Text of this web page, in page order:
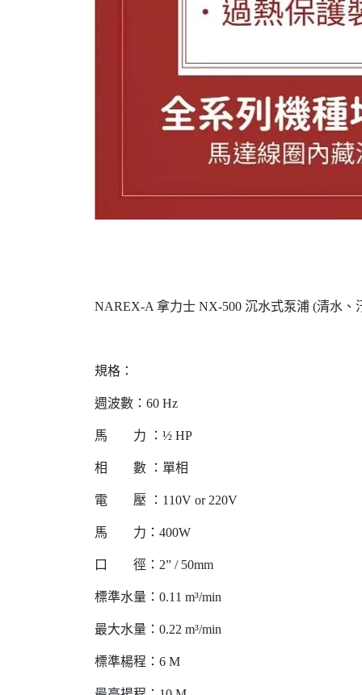
NAREX-A 拿力士 NX-500 沉水式泵浦 (清水、
規格：
週波數：60 Hz
馬 力 ：½ HP
相 數 ：單相
電 壓 ：110V or 220V
馬 力：400W
口 徑：2” / 50mm
標準水量：0.11 m³/min
最大水量：0.22 m³/min
標準楊程：6 M